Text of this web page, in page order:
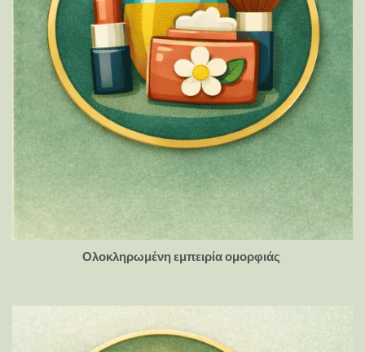
Ολοκληρωμένη εμπειρία ομορφιάς